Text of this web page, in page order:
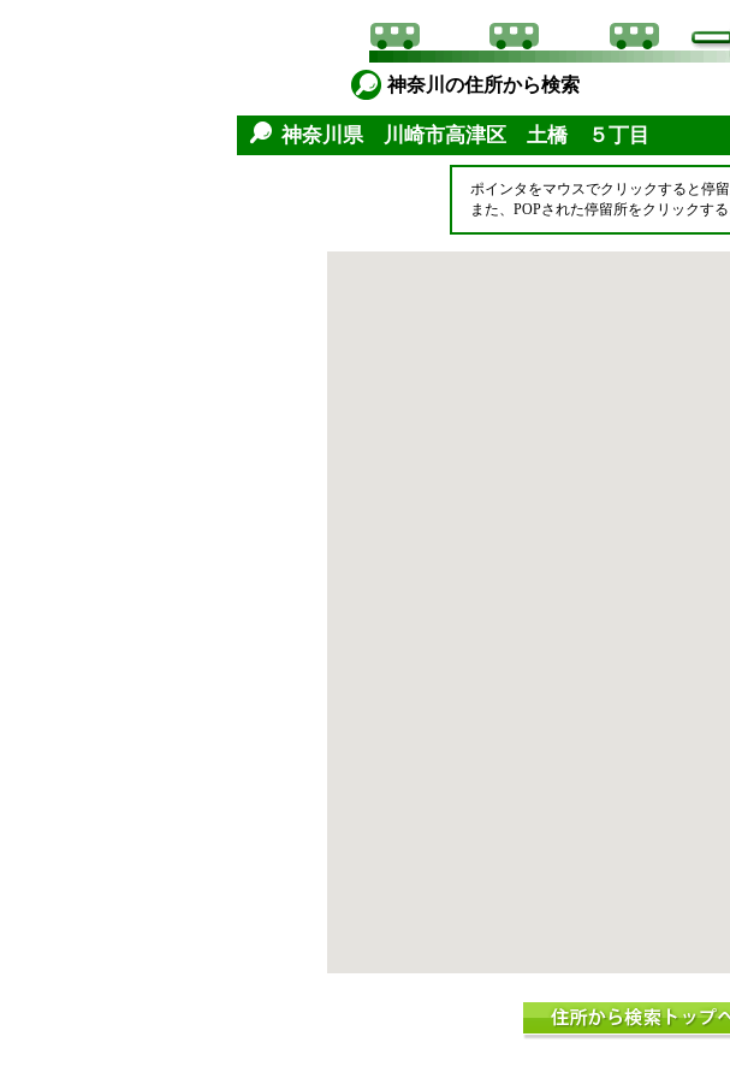
神奈川の住所から検索
神奈川県 川崎市高津区 土橋 ５丁目
ポインタをマウスでクリックすると停
また、POPされた停留所をクリックす